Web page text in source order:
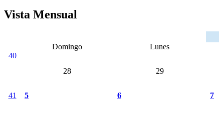
Vista Mensual
Domingo
Lunes
40
28
29
41 5 6 7